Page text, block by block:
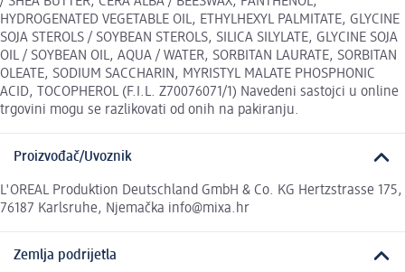
HYDROGENATED VEGETABLE OIL, ETHYLHEXYL PALMITATE, GLYCINE
SOJA STEROLS / SOYBEAN STEROLS, SILICA SILYLATE, GLYCINE SOJA
OIL / SOYBEAN OIL, AQUA / WATER, SORBITAN LAURATE, SORBITAN
OLEATE, SODIUM SACCHARIN, MYRISTYL MALATE PHOSPHONIC
ACID, TOCOPHEROL (F.I.L. Z70076071/1) Navedeni sastojci u online
trgovini mogu se razlikovati od onih na pakiranju.
Proizvođač/Uvoznik
L'OREAL Produktion Deutschland GmbH & Co. KG Hertzstrasse 175,
76187 Karlsruhe, Njemačka info@mixa.hr
Zemlja podrijetla